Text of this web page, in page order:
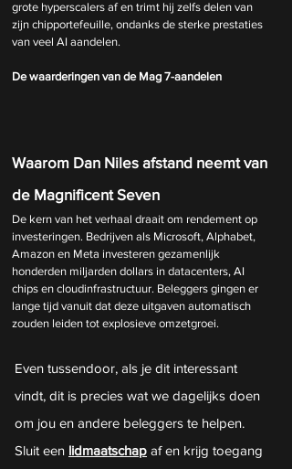
grote hyperscalers af en trimt hij zelfs delen van
zijn chipportefeuille, ondanks de sterke prestaties
van veel AI aandelen.
De waarderingen van de Mag 7-aandelen
Waarom Dan Niles afstand neemt van
de Magnificent Seven
De kern van het verhaal draait om rendement op
investeringen. Bedrijven als Microsoft, Alphabet,
Amazon en Meta investeren gezamenlijk
honderden miljarden dollars in datacenters, AI
chips en cloudinfrastructuur. Beleggers gingen er
lange tijd vanuit dat deze uitgaven automatisch
zouden leiden tot explosieve omzetgroei.
Even tussendoor, als je dit interessant
vindt, dit is precies wat we dagelijks doen
om jou en andere beleggers te helpen.
Sluit een lidmaatschap af en krijg toegang